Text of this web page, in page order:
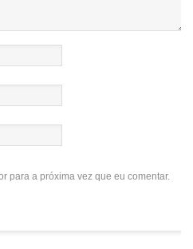
para a próxima vez que eu comentar.